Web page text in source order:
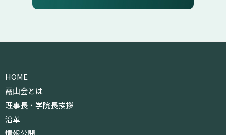
HOME
霞山会とは
理事長・学院長挨拶
沿革